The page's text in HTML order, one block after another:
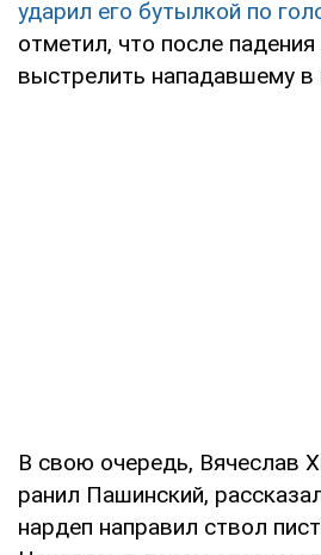
ударил его бутылкой по
отметил, что после
выстрелить нападавшему в
В свою очередь, Вячеслав
ранил Пашинский,
нардеп направил ствол